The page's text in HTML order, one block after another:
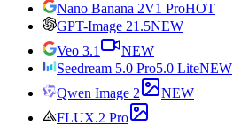
Nano Banana 2V1 ProHOT
GPT-Image 21.5NEW
Veo 3.1
NEW
Seedream 5.0 Pro5.0 LiteNEW
Qwen Image 2
NEW
FLUX.2 Pro